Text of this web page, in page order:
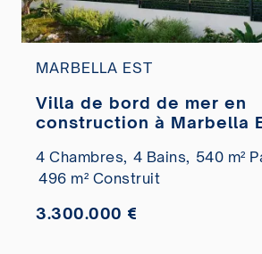
MARBELLA EST
Villa de bord de mer en
construction à Marbella
4 Chambres, 4 Bains, 540 m²
496 m² Construit
3.300.000 €